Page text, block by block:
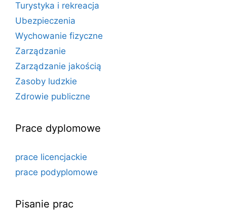
Turystyka i rekreacja
Ubezpieczenia
Wychowanie fizyczne
Zarządzanie
Zarządzanie jakością
Zasoby ludzkie
Zdrowie publiczne
Prace dyplomowe
prace licencjackie
prace podyplomowe
Pisanie prac